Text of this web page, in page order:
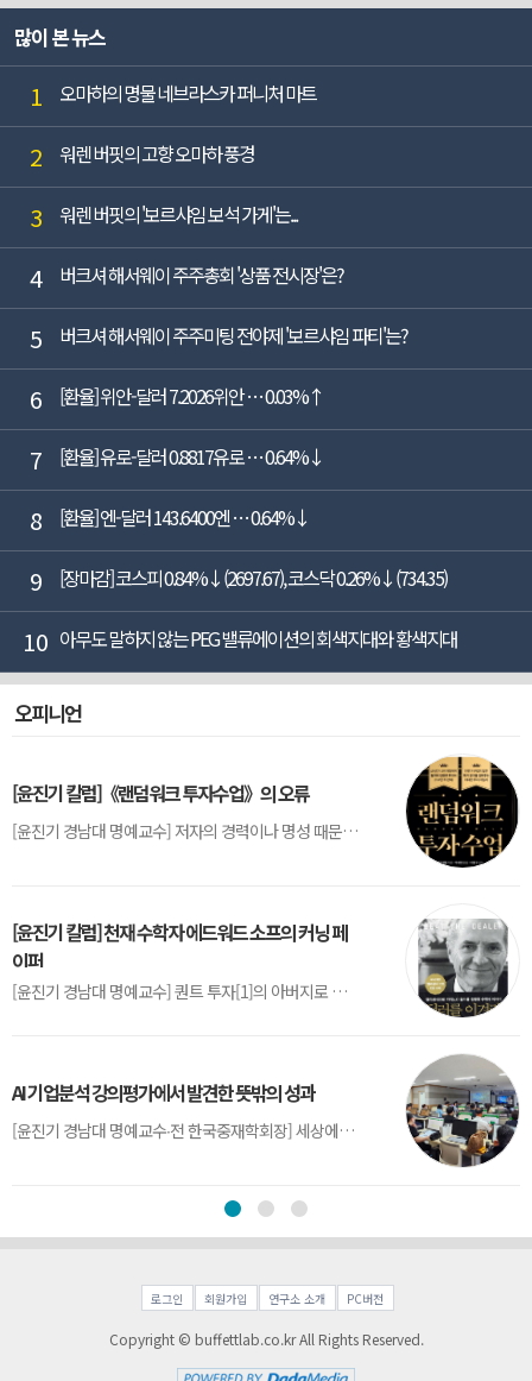
많이 본 뉴스
1 오마하의 명물 네브라스카 퍼니처 마트
2 워렌 버핏의 고향 오마하 풍경
3 워렌 버핏의 '보르샤임 보석 가게'는...
4 버크셔 해서웨이 주주총회 '상품 전시장'은?
5 버크셔 해서웨이 주주미팅 전야제 '보르샤임 파티'는?
6 [환율] 위안-달러 7.2026위안 … 0.03%↑
7 [환율] 유로-달러 0.8817유로 … 0.64%↓
8 [환율] 엔-달러 143.6400엔 … 0.64%↓
9 [장마감] 코스피 0.84%↓(2697.67), 코스닥 0.26%↓(734.35)
10 아무도 말하지 않는 PEG 밸류에이션의 회색지대와 황색지대
오피니언
[윤진기 칼럼]《랜덤워크 투자수업》의 오류
[윤진기 경남대 명예교수] 저자의 경력이나 명성 때문인지 2020년에 번역 출판된 《랜덤워크 투자수업》(A Random Walk Down Wall Street) 12판은 표지부터가 거창하다. ‘45년간 12번 개정하며 철저히 검증한 투자서’, ‘전문가 부럽지 않은 투자 감각을 길러주는 위대한 투자지침서’ 라는 은빛 광고문구로 독자를 유혹한다.[1] 출판 50주...
[윤진기 칼럼] 천재 수학자 에드워드 소프의 커닝 페
이퍼
[윤진기 경남대 명예교수] 퀀트 투자[1]의 아버지로 불리는 에드워드 소프(Edward O. Thorp)는 수학계에서 천재로 알려진 인물이다. 그는 수학자이지만, 투자 업계에도 여러 가지 흥미로운 일화를 남겼다.수학을 이용하여 카지노를 이길 수 있는지가 궁금했던 그는 동료 교수가 소개해 준 블랙잭(Blackjack) 전략의 핵심을 손바닥 크기의 종이에 요...
AI 기업분석 강의평가에서 발견한 뜻밖의 성과
[윤진기 경남대 명예교수∙전 한국중재학회장] 세상에는 우연처럼 보이지만 인류의 진보를 이끌어낸 사건들이 있다. 영국의 알렉산더 플레밍(Alexander Fleming)이 곰팡이 핀 페트리 접시(Petri dish)를 버리지 않고[1] 관찰해 페니실린을 발견한 것은 그 대표적 사례다. 무심히 지나쳤다면 결코 없었을 혁신이었다.지난 7월 5일, 필자가 개발한 기업...
로그인 회원가입 연구소 소개 PC버전
Copyright © buffettlab.co.kr All Rights Reserved.